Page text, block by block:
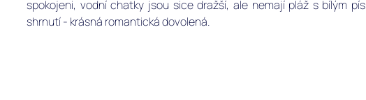
spokojeni, vodní chatky jsou sice dražší, ale nemají pláž s bílým
shrnutí - krásná romantická dovolená.